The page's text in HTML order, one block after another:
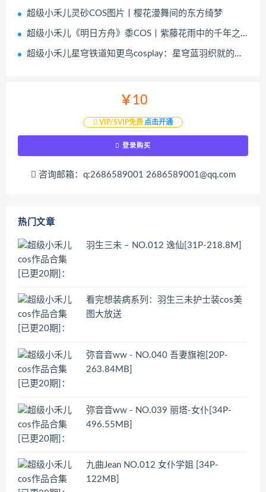
超级小禾儿灵砂COS图片丨樱花漫舞间的东方绮梦
超级小禾儿《明日方舟》黍COS丨紫藤花雨中的千年之约
超级小禾儿星穹铁道知更鸟cosplay：星穹蓝羽织就的幻境诗篇
￥10
VIP/SVIP免费 点击开通
登录购买
咨询邮箱：q:2686589001 2686589001@qq.com
热门文章
羽生三未 – NO.012 逸仙[31P-218.8M]
看完想装病系列：羽生三未护士装cos美
图大放送
弥音音ww - NO.040 吾妻旗袍[20P-
263.84MB]
弥音音ww - NO.039 丽塔-女仆[34P-
496.55MB]
九曲Jean NO.012 女仆学姐 [34P-
122MB]